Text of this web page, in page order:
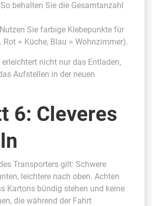
behalten Sie die Gesamtanzahl
Nutzen Sie farbige Klebepunkte für
Rot = Küche, Blau = Wohnzimmer).
nicht nur das Entladen,
Aufstellen in der neuen
6: Cleveres
Transporters gilt: Schwere
leichtere nach oben. Achten
Kartons bündig stehen und keine
die während der Fahrt